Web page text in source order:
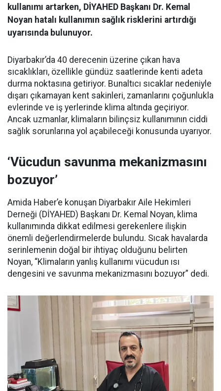
kullanımı artarken, DİYAHED Başkanı Dr. Kemal
Noyan hatalı kullanımın sağlık risklerini artırdığı
uyarısında bulunuyor.
Diyarbakır’da 40 derecenin üzerine çıkan hava
sıcaklıkları, özellikle gündüz saatlerinde kenti adeta
durma noktasına getiriyor. Bunaltıcı sıcaklar nedeniyle
dışarı çıkamayan kent sakinleri, zamanlarını çoğunlukla
evlerinde ve iş yerlerinde klima altında geçiriyor.
Ancak uzmanlar, klimaların bilinçsiz kullanımının ciddi
sağlık sorunlarına yol açabileceği konusunda uyarıyor.
‘Vücudun savunma mekanizmasını
bozuyor’
Amida Haber’e konuşan Diyarbakır Aile Hekimleri
Derneği (DİYAHED) Başkanı Dr. Kemal Noyan, klima
kullanımında dikkat edilmesi gerekenlere ilişkin
önemli değerlendirmelerde bulundu. Sıcak havalarda
serinlemenin doğal bir ihtiyaç olduğunu belirten
Noyan, “Klimaların yanlış kullanımı vücudun ısı
dengesini ve savunma mekanizmasını bozuyor” dedi.